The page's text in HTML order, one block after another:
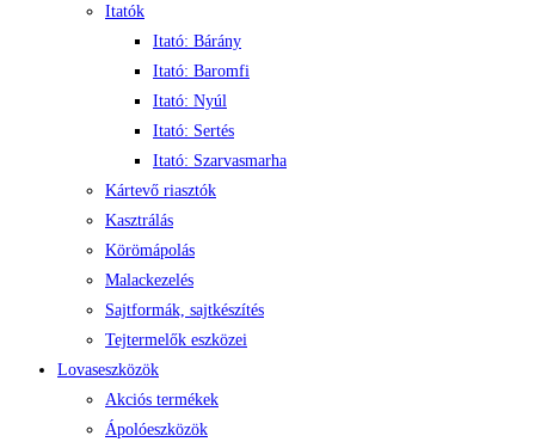
Itatók
Itató: Bárány
Itató: Baromfi
Itató: Nyúl
Itató: Sertés
Itató: Szarvasmarha
Kártevő riasztók
Kasztrálás
Körömápolás
Malackezelés
Sajtformák, sajtkészítés
Tejtermelők eszközei
Lovaseszközök
Akciós termékek
Ápolóeszközök